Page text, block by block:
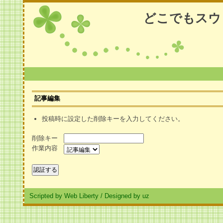
どこでもス
記事編集
投稿時に設定した削除キーを入力してください。
削除キー
作業内容
Scripted by Web Liberty / Designed by uz